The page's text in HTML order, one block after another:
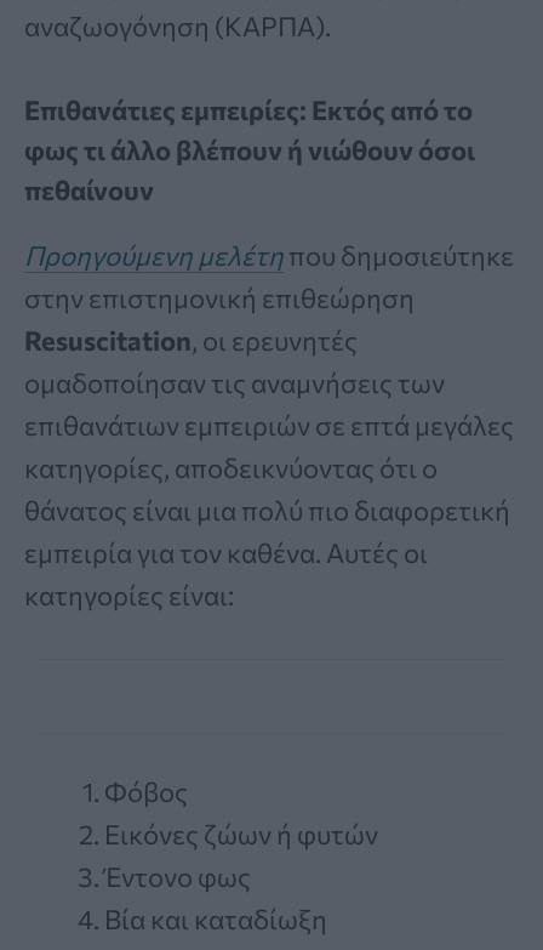
αναζωογόνηση (ΚΑΡΠΑ).
Επιθανάτιες εμπειρίες: Εκτός από το
φως τι άλλο βλέπουν ή νιώθουν όσοι
πεθαίνουν
Προηγούμενη μελέτηπου δημοσιεύτηκε
στην επιστημονική επιθεώρηση
Resuscitation, οι ερευνητές
ομαδοποίησαν τις αναμνήσεις των
επιθανάτιων εμπειριών σε επτά μεγάλες
κατηγορίες, αποδεικνύοντας ότι ο
θάνατος είναι μια πολύ πιο διαφορετική
εμπειρία για τον καθένα. Αυτές οι
κατηγορίες είναι:
Φόβος
Εικόνες ζώων ή φυτών
Έντονο φως
Βία και καταδίωξη